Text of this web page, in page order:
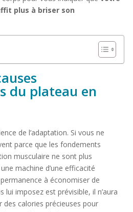
plus à briser son
du plateau en
de l’adaptation. Si vous ne
parce que les fondements
musculaire ne sont plus
machine d’une efficacité
à économiser de
lui imposez est prévisible, il n’aura
des calories précieuses pour